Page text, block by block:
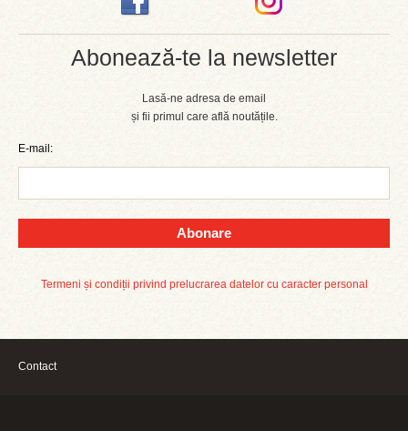
Abonează-te la newsletter
Lasă-ne adresa de email
și fii primul care află noutățile.
E-mail:
Abonare
Termeni și condiții privind prelucrarea datelor cu caracter personal
Contact